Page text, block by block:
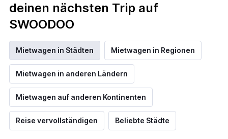
deinen nächsten Trip auf
SWOODOO
Mietwagen in Städten Mietwagen in Regionen
Mietwagen in anderen Ländern
Mietwagen auf anderen Kontinenten
Reise vervollständigen Beliebte Städte